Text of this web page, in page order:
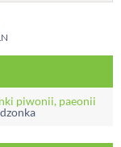
piwonii, paeonii